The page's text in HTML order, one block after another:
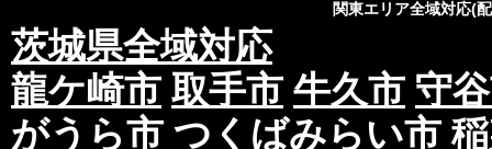
関東エリア全域対応(
茨城県全域対応
龍ケ崎市 取手市 牛久市 守
がうら市 つくばみらい市